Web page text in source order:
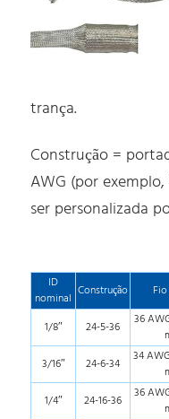
trança.
Construção =
AWG (por
ser personalizada
ID
nominal Construção
1/8″
24-5-36
36
3/16″ 24-6-34
34
1/4″ 24-16-36
36